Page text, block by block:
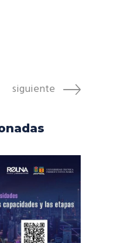
siguiente